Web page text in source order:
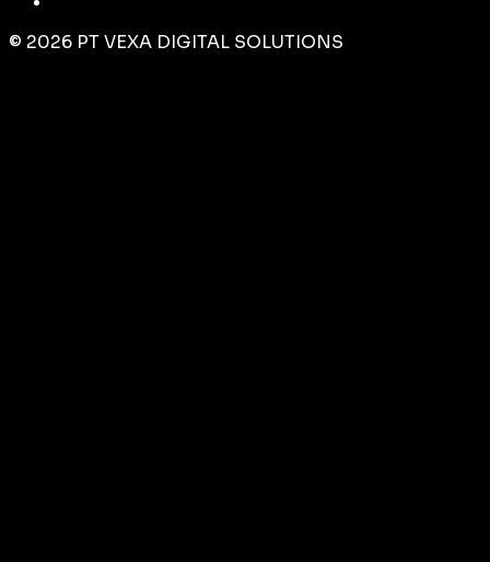
© 2026 PT VEXA DIGITAL SOLUTIONS